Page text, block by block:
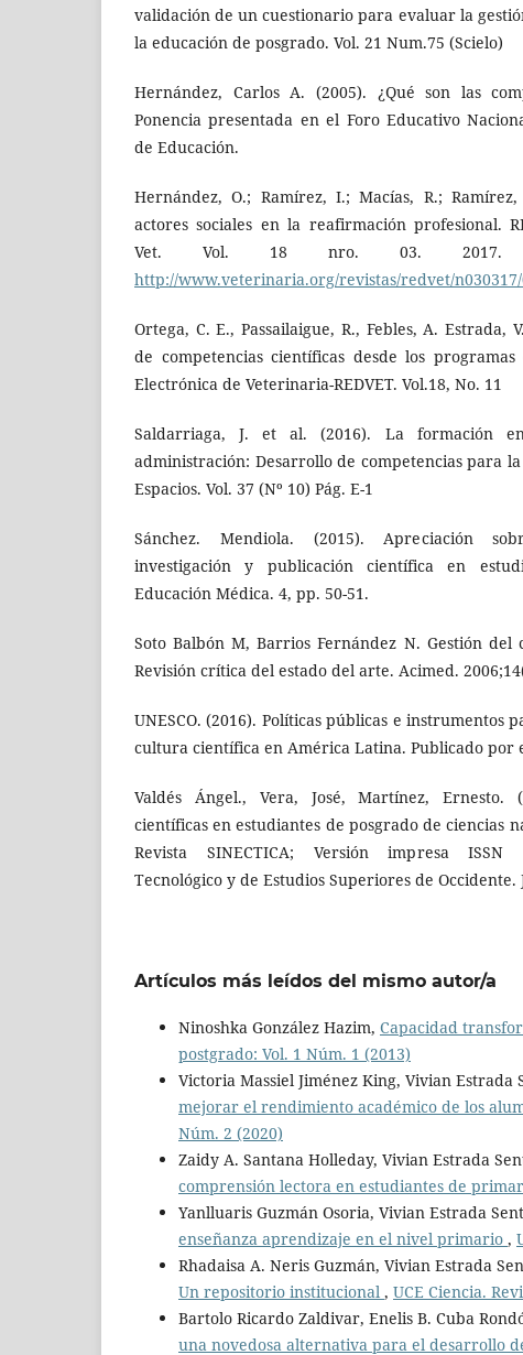
validación de un cuestionario para evaluar la
la educación de posgrado. Vol. 21 Num.75 (Scielo)
Hernández, Carlos A. (2005). ¿Qué son las
Ponencia presentada en el Foro Educativo
de Educación.
Hernández, O.; Ramírez, I.; Macías, R.;
actores sociales en la reafirmación profesional.
Vet. Vol. 18 nro. 03. 2017.
http://www.veterinaria.org/revistas/redvet/
Ortega, C. E., Passailaigue, R., Febles, A. Estrada,
de competencias científicas desde los programas
Electrónica de Veterinaria-REDVET. Vol.18, No. 11
Saldarriaga, J. et al. (2016). La formación
administración: Desarrollo de competencias para
Espacios. Vol. 37 (Nº 10) Pág. E-1
Sánchez. Mendiola. (2015). Apreciación
investigación y publicación científica en
Educación Médica. 4, pp. 50-51.
Soto Balbón M, Barrios Fernández N. Gestión del
Revisión crítica del estado del arte. Acimed.
UNESCO. (2016). Políticas públicas e instrumentos
cultura científica en América Latina. Publicado por
Valdés Ángel., Vera, José, Martínez, Ernesto.
científicas en estudiantes de posgrado de ciencias
Revista SINECTICA; Versión impresa ISSN
Tecnológico y de Estudios Superiores de Occidente.
Artículos más leídos del mismo autor/a
Ninoshka González Hazim, Capacidad
postgrado: Vol. 1 Núm. 1 (2013)
Victoria Massiel Jiménez King, Vivian Estrada
mejorar el rendimiento académico de los
Núm. 2 (2020)
Zaidy A. Santana Holleday, Vivian Estrada
comprensión lectora en estudiantes de
Yanlluaris Guzmán Osoria, Vivian Estrada
enseñanza aprendizaje en el nivel primario ,
Rhadaisa A. Neris Guzmán, Vivian Estrada
Un repositorio institucional , UCE Ciencia.
Bartolo Ricardo Zaldivar, Enelis B. Cuba
una novedosa alternativa para el desarrollo